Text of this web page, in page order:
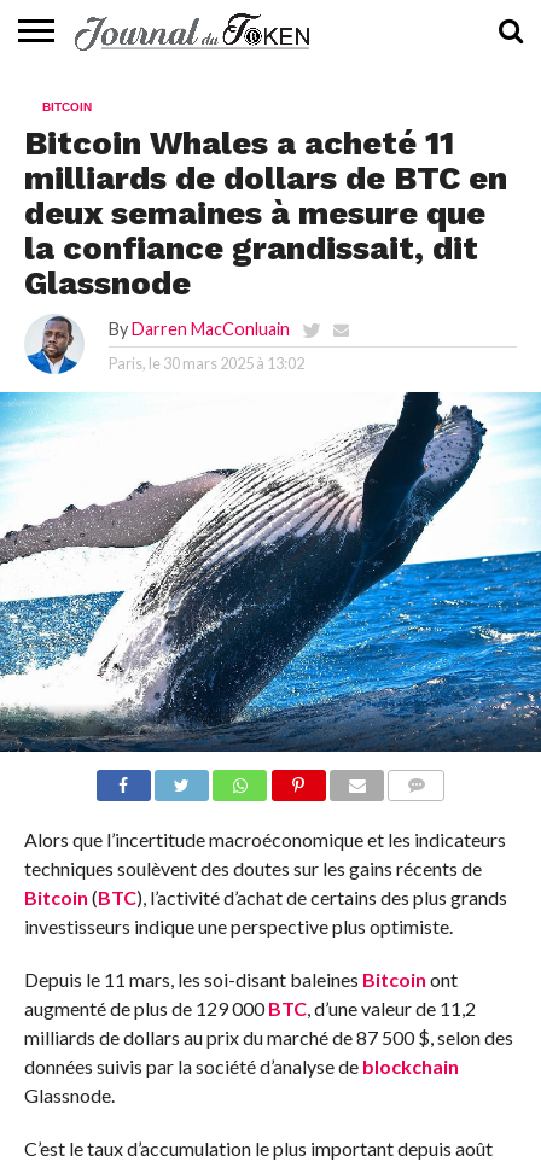
📰
EVALUATION
GUIDE
TENDANCES
À
CONTACTEZ-
BITCOIN
Bitcoin Whales a acheté 11
milliards de dollars de BTC en
deux semaines à mesure que
la confiance grandissait, dit
Glassnode
By Darren MacConluain
Paris, le 30 mars 2025 à 13:02
Alors que l’incertitude macroéconomique et les indicateurs
techniques soulèvent des doutes sur les gains récents de
Bitcoin (BTC), l’activité d’achat de certains des plus grands
investisseurs indique une perspective plus optimiste.
Depuis le 11 mars, les soi-disant baleines Bitcoin ont
augmenté de plus de 129 000BTC, d’une valeur de 11,2
milliards de dollars au prix du marché de 87 500 $, selon des
données suivis par la société d’analyse de blockchain
Glassnode.
C’est le taux d’accumulation le plus important depuis août